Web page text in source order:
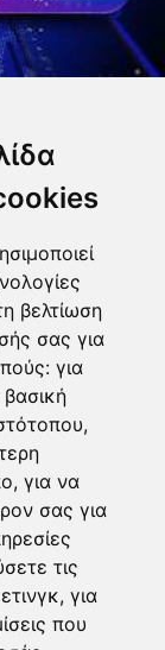
βελτίωση
σας για
για
,
, για να
σας για
τις
, για
που
2026
|Δήλωση
Cookies
(ΕΕ)
LIVE
Youtube